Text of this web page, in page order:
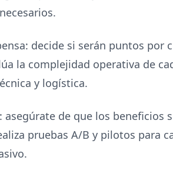
decide si serán puntos por
la complejidad operativa de
y logística.
asegúrate de que los beneficios
pruebas A/B y pilotos para